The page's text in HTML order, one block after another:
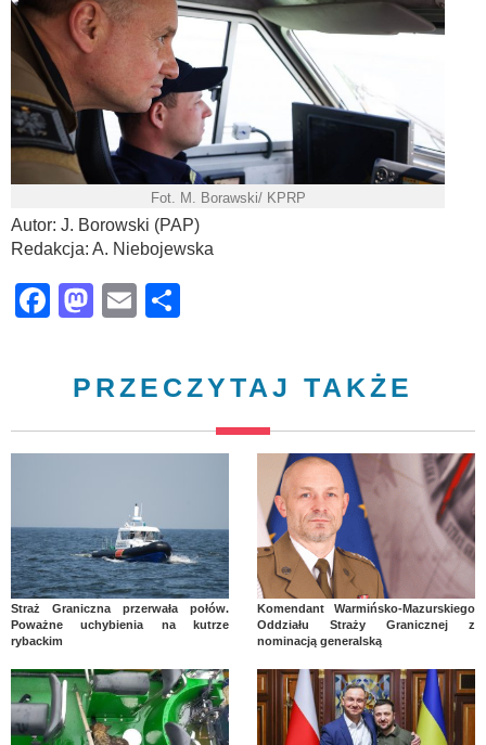
Fot. M. Borawski/ KPRP
Autor: J. Borowski (PAP)
Redakcja: A. Niebojewska
Facebook
Mastodon
Email
PRZECZYTAJ TAKŻE
Straż Graniczna przerwała połów.
Poważne uchybienia na kutrze
rybackim
Komendant Warmińsko-Mazurskiego
Oddziału Straży Granicznej z
nominacją generalską